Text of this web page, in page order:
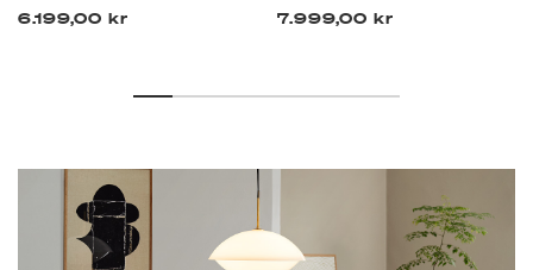
6.199,00 kr
7.999,00 kr